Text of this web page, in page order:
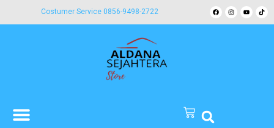
Costumer Service 0856-9498-2722